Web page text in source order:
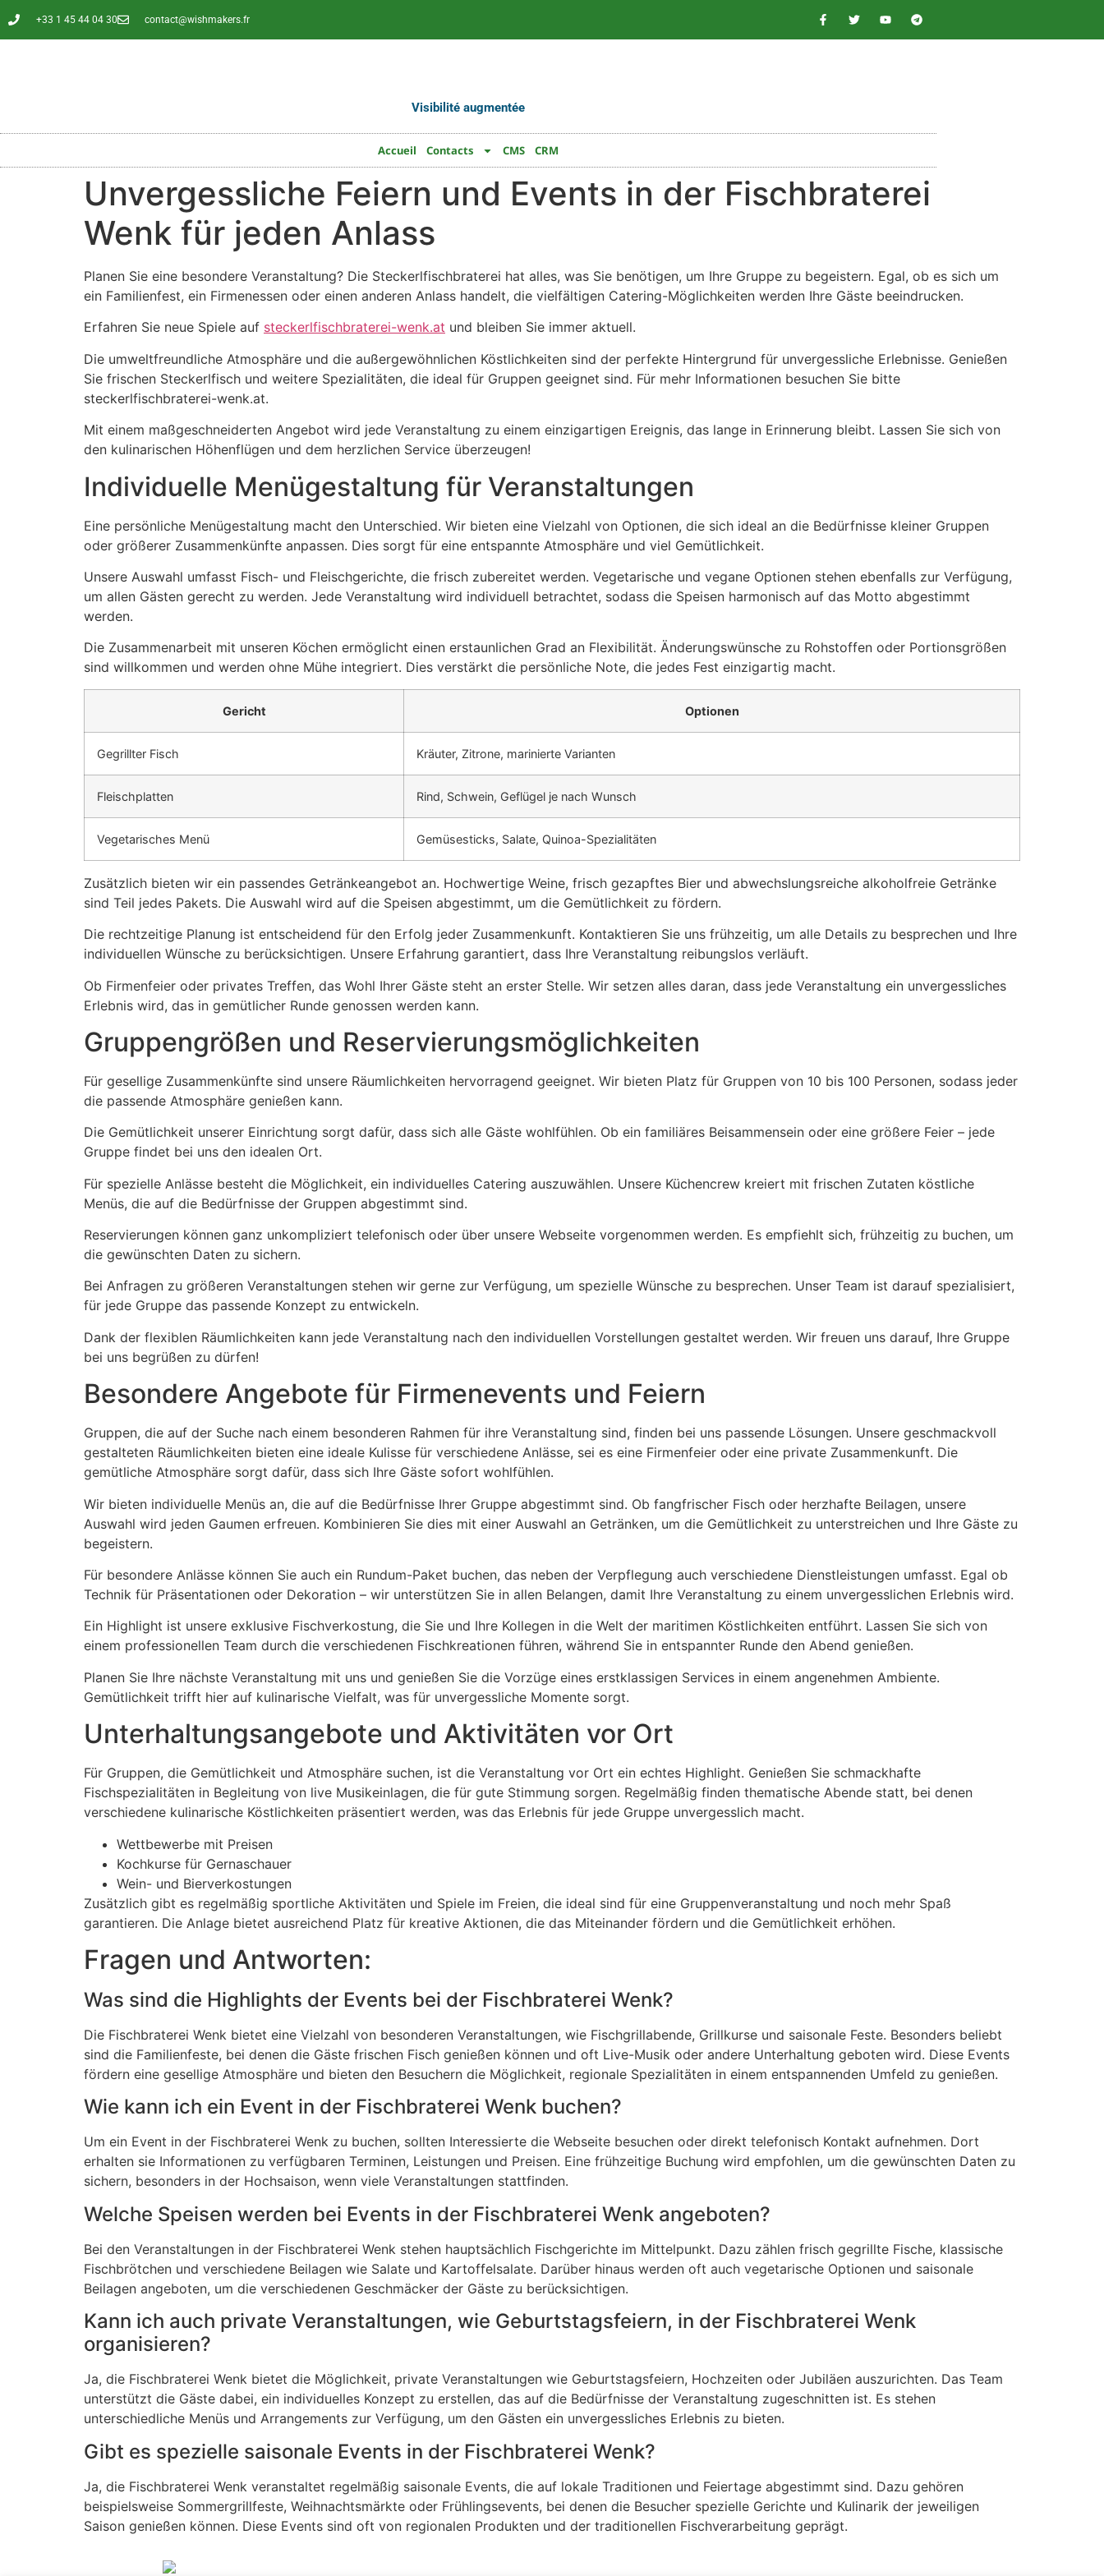
principal+33 1 45 44 04 30 contact@wishmakers.fr
Visibilité augmentée
Accueil Contacts CMS CRM
Unvergessliche Feiern und Events in der Fischbraterei
Wenk für jeden Anlass
Planen Sie eine besondere Veranstaltung? Die Steckerlfischbraterei hat alles, was Sie benötigen, um Ihre Gruppe zu begeistern. Egal, ob es sich um
ein Familienfest, ein Firmenessen oder einen anderen Anlass handelt, die vielfältigen Catering-Möglichkeiten werden Ihre Gäste beeindrucken.
Erfahren Sie neue Spiele auf steckerlfischbraterei-wenk.at und bleiben Sie immer aktuell.
Die umweltfreundliche Atmosphäre und die außergewöhnlichen Köstlichkeiten sind der perfekte Hintergrund für unvergessliche Erlebnisse. Genießen
Sie frischen Steckerlfisch und weitere Spezialitäten, die ideal für Gruppen geeignet sind. Für mehr Informationen besuchen Sie bitte
steckerlfischbraterei-wenk.at.
Mit einem maßgeschneiderten Angebot wird jede Veranstaltung zu einem einzigartigen Ereignis, das lange in Erinnerung bleibt. Lassen Sie sich von
den kulinarischen Höhenflügen und dem herzlichen Service überzeugen!
Individuelle Menügestaltung für Veranstaltungen
Eine persönliche Menügestaltung macht den Unterschied. Wir bieten eine Vielzahl von Optionen, die sich ideal an die Bedürfnisse kleiner Gruppen
oder größerer Zusammenkünfte anpassen. Dies sorgt für eine entspannte Atmosphäre und viel Gemütlichkeit.
Unsere Auswahl umfasst Fisch- und Fleischgerichte, die frisch zubereitet werden. Vegetarische und vegane Optionen stehen ebenfalls zur Verfügung,
um allen Gästen gerecht zu werden. Jede Veranstaltung wird individuell betrachtet, sodass die Speisen harmonisch auf das Motto abgestimmt
werden.
Die Zusammenarbeit mit unseren Köchen ermöglicht einen erstaunlichen Grad an Flexibilität. Änderungswünsche zu Rohstoffen oder Portionsgrößen
sind willkommen und werden ohne Mühe integriert. Dies verstärkt die persönliche Note, die jedes Fest einzigartig macht.
Gericht Optionen
Gegrillter Fisch Kräuter, Zitrone, marinierte Varianten
Fleischplatten Rind, Schwein, Geflügel je nach Wunsch
Vegetarisches Menü Gemüsesticks, Salate, Quinoa-Spezialitäten
Zusätzlich bieten wir ein passendes Getränkeangebot an. Hochwertige Weine, frisch gezapftes Bier und abwechslungsreiche alkoholfreie Getränke
sind Teil jedes Pakets. Die Auswahl wird auf die Speisen abgestimmt, um die Gemütlichkeit zu fördern.
Die rechtzeitige Planung ist entscheidend für den Erfolg jeder Zusammenkunft. Kontaktieren Sie uns frühzeitig, um alle Details zu besprechen und Ihre
individuellen Wünsche zu berücksichtigen. Unsere Erfahrung garantiert, dass Ihre Veranstaltung reibungslos verläuft.
Ob Firmenfeier oder privates Treffen, das Wohl Ihrer Gäste steht an erster Stelle. Wir setzen alles daran, dass jede Veranstaltung ein unvergessliches
Erlebnis wird, das in gemütlicher Runde genossen werden kann.
Gruppengrößen und Reservierungsmöglichkeiten
Für gesellige Zusammenkünfte sind unsere Räumlichkeiten hervorragend geeignet. Wir bieten Platz für Gruppen von 10 bis 100 Personen, sodass jeder
die passende Atmosphäre genießen kann.
Die Gemütlichkeit unserer Einrichtung sorgt dafür, dass sich alle Gäste wohlfühlen. Ob ein familiäres Beisammensein oder eine größere Feier – jede
Gruppe findet bei uns den idealen Ort.
Für spezielle Anlässe besteht die Möglichkeit, ein individuelles Catering auszuwählen. Unsere Küchencrew kreiert mit frischen Zutaten köstliche
Menüs, die auf die Bedürfnisse der Gruppen abgestimmt sind.
Reservierungen können ganz unkompliziert telefonisch oder über unsere Webseite vorgenommen werden. Es empfiehlt sich, frühzeitig zu buchen, um
die gewünschten Daten zu sichern.
Bei Anfragen zu größeren Veranstaltungen stehen wir gerne zur Verfügung, um spezielle Wünsche zu besprechen. Unser Team ist darauf spezialisiert,
für jede Gruppe das passende Konzept zu entwickeln.
Dank der flexiblen Räumlichkeiten kann jede Veranstaltung nach den individuellen Vorstellungen gestaltet werden. Wir freuen uns darauf, Ihre Gruppe
bei uns begrüßen zu dürfen!
Besondere Angebote für Firmenevents und Feiern
Gruppen, die auf der Suche nach einem besonderen Rahmen für ihre Veranstaltung sind, finden bei uns passende Lösungen. Unsere geschmackvoll
gestalteten Räumlichkeiten bieten eine ideale Kulisse für verschiedene Anlässe, sei es eine Firmenfeier oder eine private Zusammenkunft. Die
gemütliche Atmosphäre sorgt dafür, dass sich Ihre Gäste sofort wohlfühlen.
Wir bieten individuelle Menüs an, die auf die Bedürfnisse Ihrer Gruppe abgestimmt sind. Ob fangfrischer Fisch oder herzhafte Beilagen, unsere
Auswahl wird jeden Gaumen erfreuen. Kombinieren Sie dies mit einer Auswahl an Getränken, um die Gemütlichkeit zu unterstreichen und Ihre Gäste zu
begeistern.
Für besondere Anlässe können Sie auch ein Rundum-Paket buchen, das neben der Verpflegung auch verschiedene Dienstleistungen umfasst. Egal ob
Technik für Präsentationen oder Dekoration – wir unterstützen Sie in allen Belangen, damit Ihre Veranstaltung zu einem unvergesslichen Erlebnis wird.
Ein Highlight ist unsere exklusive Fischverkostung, die Sie und Ihre Kollegen in die Welt der maritimen Köstlichkeiten entführt. Lassen Sie sich von
einem professionellen Team durch die verschiedenen Fischkreationen führen, während Sie in entspannter Runde den Abend genießen.
Planen Sie Ihre nächste Veranstaltung mit uns und genießen Sie die Vorzüge eines erstklassigen Services in einem angenehmen Ambiente.
Gemütlichkeit trifft hier auf kulinarische Vielfalt, was für unvergessliche Momente sorgt.
Unterhaltungsangebote und Aktivitäten vor Ort
Für Gruppen, die Gemütlichkeit und Atmosphäre suchen, ist die Veranstaltung vor Ort ein echtes Highlight. Genießen Sie schmackhafte
Fischspezialitäten in Begleitung von live Musikeinlagen, die für gute Stimmung sorgen. Regelmäßig finden thematische Abende statt, bei denen
verschiedene kulinarische Köstlichkeiten präsentiert werden, was das Erlebnis für jede Gruppe unvergesslich macht.
Wettbewerbe mit Preisen
Kochkurse für Gernaschauer
Wein- und Bierverkostungen
Zusätzlich gibt es regelmäßig sportliche Aktivitäten und Spiele im Freien, die ideal sind für eine Gruppenveranstaltung und noch mehr Spaß
garantieren. Die Anlage bietet ausreichend Platz für kreative Aktionen, die das Miteinander fördern und die Gemütlichkeit erhöhen.
Fragen und Antworten:
Was sind die Highlights der Events bei der Fischbraterei Wenk?
Die Fischbraterei Wenk bietet eine Vielzahl von besonderen Veranstaltungen, wie Fischgrillabende, Grillkurse und saisonale Feste. Besonders beliebt
sind die Familienfeste, bei denen die Gäste frischen Fisch genießen können und oft Live-Musik oder andere Unterhaltung geboten wird. Diese Events
fördern eine gesellige Atmosphäre und bieten den Besuchern die Möglichkeit, regionale Spezialitäten in einem entspannenden Umfeld zu genießen.
Wie kann ich ein Event in der Fischbraterei Wenk buchen?
Um ein Event in der Fischbraterei Wenk zu buchen, sollten Interessierte die Webseite besuchen oder direkt telefonisch Kontakt aufnehmen. Dort
erhalten sie Informationen zu verfügbaren Terminen, Leistungen und Preisen. Eine frühzeitige Buchung wird empfohlen, um die gewünschten Daten zu
sichern, besonders in der Hochsaison, wenn viele Veranstaltungen stattfinden.
Welche Speisen werden bei Events in der Fischbraterei Wenk angeboten?
Bei den Veranstaltungen in der Fischbraterei Wenk stehen hauptsächlich Fischgerichte im Mittelpunkt. Dazu zählen frisch gegrillte Fische, klassische
Fischbrötchen und verschiedene Beilagen wie Salate und Kartoffelsalate. Darüber hinaus werden oft auch vegetarische Optionen und saisonale
Beilagen angeboten, um die verschiedenen Geschmäcker der Gäste zu berücksichtigen.
Kann ich auch private Veranstaltungen, wie Geburtstagsfeiern, in der Fischbraterei Wenk
organisieren?
Ja, die Fischbraterei Wenk bietet die Möglichkeit, private Veranstaltungen wie Geburtstagsfeiern, Hochzeiten oder Jubiläen auszurichten. Das Team
unterstützt die Gäste dabei, ein individuelles Konzept zu erstellen, das auf die Bedürfnisse der Veranstaltung zugeschnitten ist. Es stehen
unterschiedliche Menüs und Arrangements zur Verfügung, um den Gästen ein unvergessliches Erlebnis zu bieten.
Gibt es spezielle saisonale Events in der Fischbraterei Wenk?
Ja, die Fischbraterei Wenk veranstaltet regelmäßig saisonale Events, die auf lokale Traditionen und Feiertage abgestimmt sind. Dazu gehören
beispielsweise Sommergrillfeste, Weihnachtsmärkte oder Frühlingsevents, bei denen die Besucher spezielle Gerichte und Kulinarik der jeweiligen
Saison genießen können. Diese Events sind oft von regionalen Produkten und der traditionellen Fischverarbeitung geprägt.